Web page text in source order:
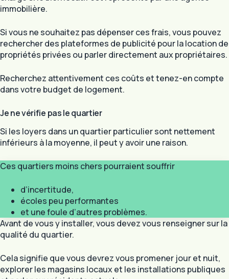
immobilière.
Si vous ne souhaitez pas dépenser ces frais, vous pouvez
rechercher des plateformes de publicité pour la location de
propriétés privées ou parler directement aux propriétaires.
Recherchez attentivement ces coûts et tenez-en compte
dans votre budget de logement.
Je ne vérifie pas le quartier
Si les loyers dans un quartier particulier sont nettement
inférieurs à la moyenne, il peut y avoir une raison.
Ces quartiers moins chers pourraient souffrir
d’incertitude,
écoles peu performantes
et une foule d’autres problèmes.
Avant de vous y installer, vous devez vous renseigner sur la
qualité du quartier.
Cela signifie que vous devrez vous promener jour et nuit,
explorer les magasins locaux et les installations publiques